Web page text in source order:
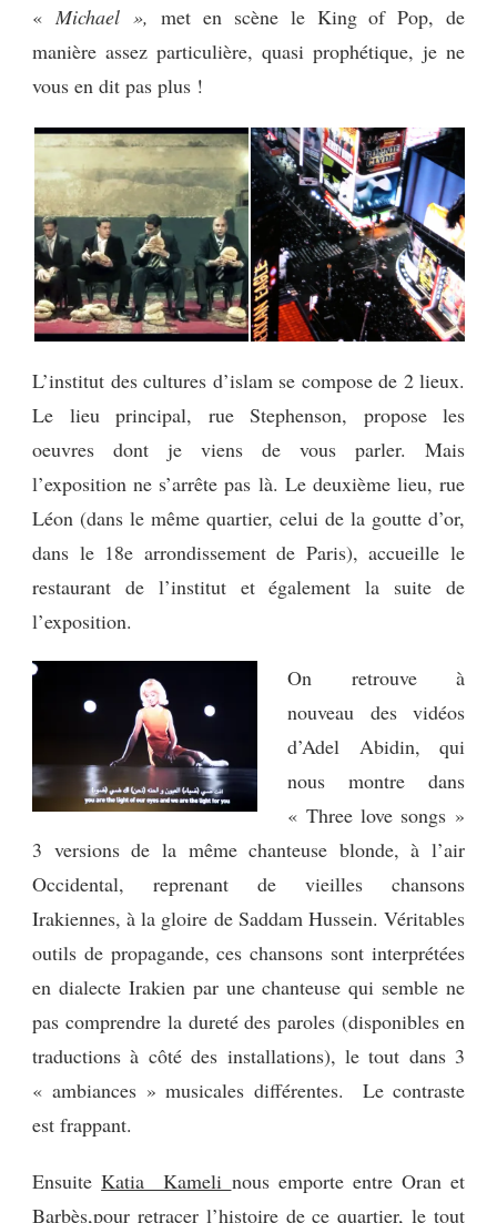
« Michael », met en scène le King of Pop, de
manière assez particulière, quasi prophétique, je ne
vous en dit pas plus !
L’institut des cultures d’islam se compose de 2 lieux.
Le lieu principal, rue Stephenson, propose les
oeuvres dont je viens de vous parler. Mais
l’exposition ne s’arrête pas là. Le deuxième lieu, rue
Léon (dans le même quartier, celui de la goutte d’or,
dans le 18e arrondissement de Paris), accueille le
restaurant de l’institut et également la suite de
l’exposition.
On retrouve à
nouveau des vidéos
d’Adel Abidin, qui
nous montre dans
« Three love songs »
3 versions de la même chanteuse blonde, à l’air
Occidental, reprenant de vieilles chansons
Irakiennes, à la gloire de Saddam Hussein. Véritables
outils de propagande, ces chansons sont interprétées
en dialecte Irakien par une chanteuse qui semble ne
pas comprendre la dureté des paroles (disponibles en
traductions à côté des installations), le tout dans 3
« ambiances » musicales différentes. Le contraste
est frappant.
EnsuiteKatia Kameli nous emporte entre Oran et
Barbès,pour retracer l’histoire de ce quartier, le tout